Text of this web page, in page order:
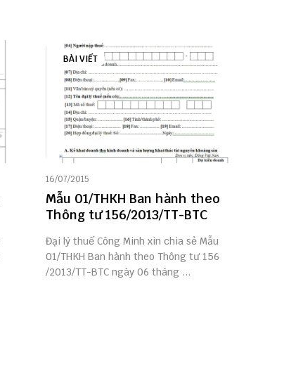
BÀI VIẾT
16/07/2015
Mẫu 01/THKH Ban hành theo
Thông tư 156/2013/TT-BTC
Đại lý thuế Công Minh xin chia sẻ Mẫu
01/THKH Ban hành theo Thông tư 156
/2013/TT-BTC ngày 06 tháng ...